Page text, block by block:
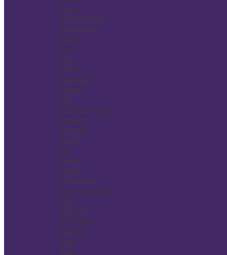
Nioxin
Nippon Nippers
Olivia Garden
OLLIN
Oster
OXXI
Parlux
Planet Nails
Platinum
pnb
Professional Style
ProSalon
RefectoCil
Revlon
RIFF
Roubloff
RuNail
Schwarzkopf
Sexy Brow Henna
Sibel
Silver Star
Sim Sensitive
Slider.RF
SMArt
Soller